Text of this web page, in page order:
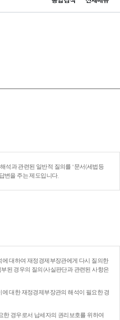
입니다.
석과 관련된 일반적 질의를 '문서(세법등
변을 주는 제도입니다.
대하여 재정경제부장관에게 다시 질의한
된 경우의 질의(사실판단과 관련된 사항은
대한 재정경제부장관의 해석이 필요한 경
한 경우로서 납세자의 권리보호를 위하여